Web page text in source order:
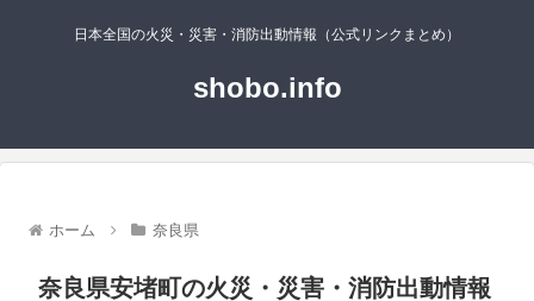
日本全国の火災・災害・消防出動情報（公式リンクまとめ）
shobo.info
ホーム 奈良県
奈良県安堵町の火災・災害・消防出動情報